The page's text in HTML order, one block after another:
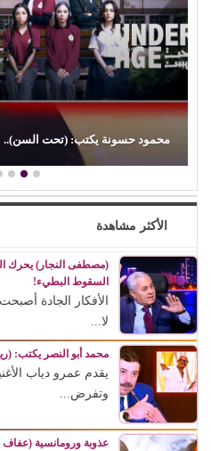
(الفن) والسياسة: عندما تتحول
الأكثر مشاهدة
(مصطفى النجار) يحرك
السقوط البطيء!
الأفكار الجادة
لا...
محمد أبو النصر يكتب:
يقدم عمرو دياب
وتفرض...
عذوبة ورومانسية